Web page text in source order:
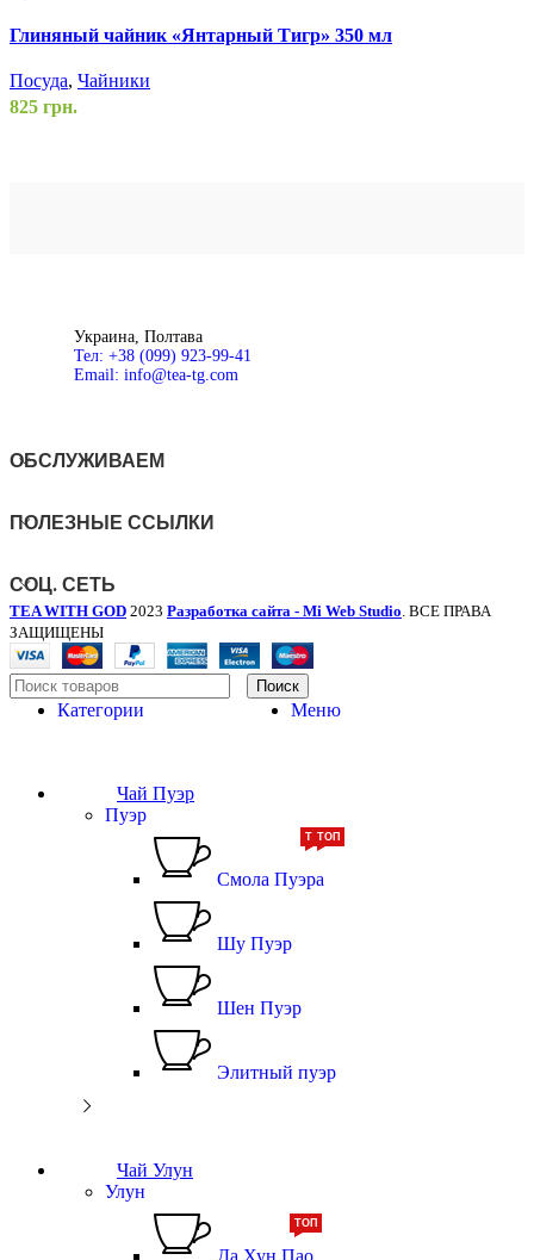
Глиняный чайник «Янтарный Тигр» 350 мл
Посуда, Чайники
825 грн.
Украина, Полтава
Тел: +38 (099) 923-99-41
Email: info@tea-tg.com
ОБСЛУЖИВАЕМ
ПОЛЕЗНЫЕ ССЫЛКИ
СОЦ. СЕТЬ
TEA WITH GOD 2023 Разработка сайта - Mi Web Studio . ВСЕ ПРАВА
ЗАЩИЩЕНЫ
Поиск
Меню
Категории
Чай Пуэр
Пуэр
Смола Пуэра
ТОП
Шу Пуэр
Шен Пуэр
Элитный пуэр
ТОП
Чай Улун
Улун
Да Хун Пао
ТОП